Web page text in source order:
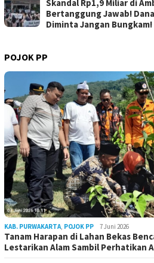
Skandal Rp1,9 Miliar di
Bertanggung Jawab!
Diminta Jangan Bungkam!
POJOK PP
KAB. PURWAKARTA, POJOK PP 7 Juni 2026
Tanam Harapan di Lahan Bekas
Lestarikan Alam Sambil Perhatikan